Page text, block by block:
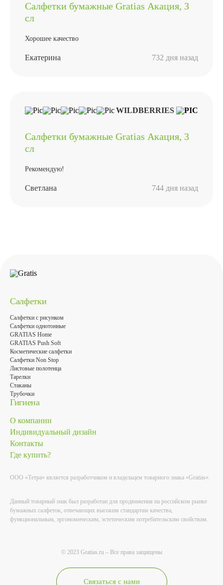
Салфетки бумажные Gratias Акация, 3
сл
Хорошее качество
Екатерина 732 дня назад
WILDBERRIES
Салфетки бумажные Gratias Акация, 3
сл
Рекомендую!
Светлана 744 дня назад
Салфетки
Салфетки с рисунком
Салфетки однотонные
GRATIAS Home
GRATIAS Push Soft
Косметические салфетки
Салфетки Non Stop
Листовые полотенца
Тарелки
Стаканы
Трубочки
Гигиена
О компании
Индивидуальный дизайн
Контакты
Где купить?
ООО «Тетра» является разработчиком и владельцем товарного знака «Gratias».
Данный товарный знак был разработан для продвижения на российском рынке
бумажных салфеток, отвечающих высоким стандартам качества,
функциональным, эргономическим, эстетическим потребительским свойствам.
© 2023 Gratias.ru – Все права защищены
Связаться с нами